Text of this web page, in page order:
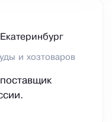
и хозтоваров